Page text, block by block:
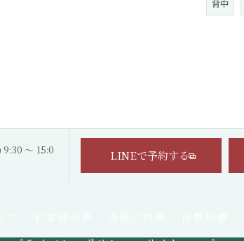
背中
9:30 ～ 15:0
LINEで予約する